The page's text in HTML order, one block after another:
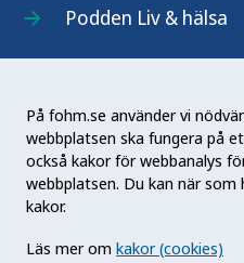
På fohm.se använder vi
webbplatsen ska fungera på
också kakor för webbanalys
webbplatsen. Du kan när
kakor.
Läs mer om kakor (cookies)
Podden Liv & hälsa
Folkhälsomyndigheten
kunskapsmyndighet
folkhälsa. Det gör